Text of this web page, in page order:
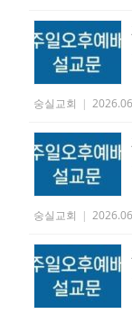
숭실교회 |
숭실교회 |